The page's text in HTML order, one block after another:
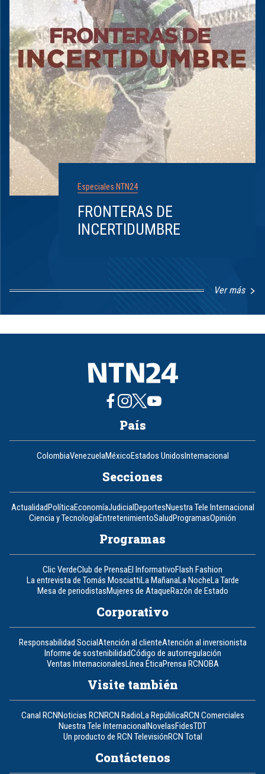
Especiales NTN24
FRONTERAS DE
INCERTIDUMBRE
Ver más
1
8
País
ColombiaVenezuelaMéxicoEstados UnidosInternacional
Secciones
ActualidadPolíticaEconomíaJudicialDeportesNuestra Tele Internacional
Ciencia y TecnologíaEntretenimientoSaludProgramasOpinión
Programas
Clic VerdeClub de PrensaEl InformativoFlash Fashion
La entrevista de Tomás MosciattiLa MañanaLa NocheLa Tarde
Mesa de periodistasMujeres de AtaqueRazón de Estado
Corporativo
Responsabilidad SocialAtención al clienteAtención al inversionista
Informe de sostenibilidadCódigo de autorregulación
Ventas InternacionalesLínea ÉticaPrensa RCNOBA
Visite también
Canal RCNNoticias RCNRCN RadioLa RepúblicaRCN Comerciales
Nuestra Tele InternacionalNovelasFidesTDT
Un producto de RCN TelevisiónRCN Total
Contáctenos